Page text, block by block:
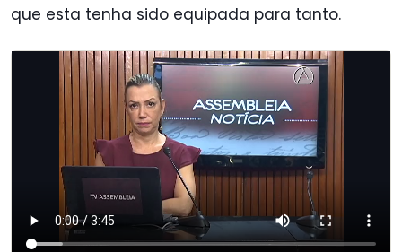
que esta tenha sido equipada para tanto.